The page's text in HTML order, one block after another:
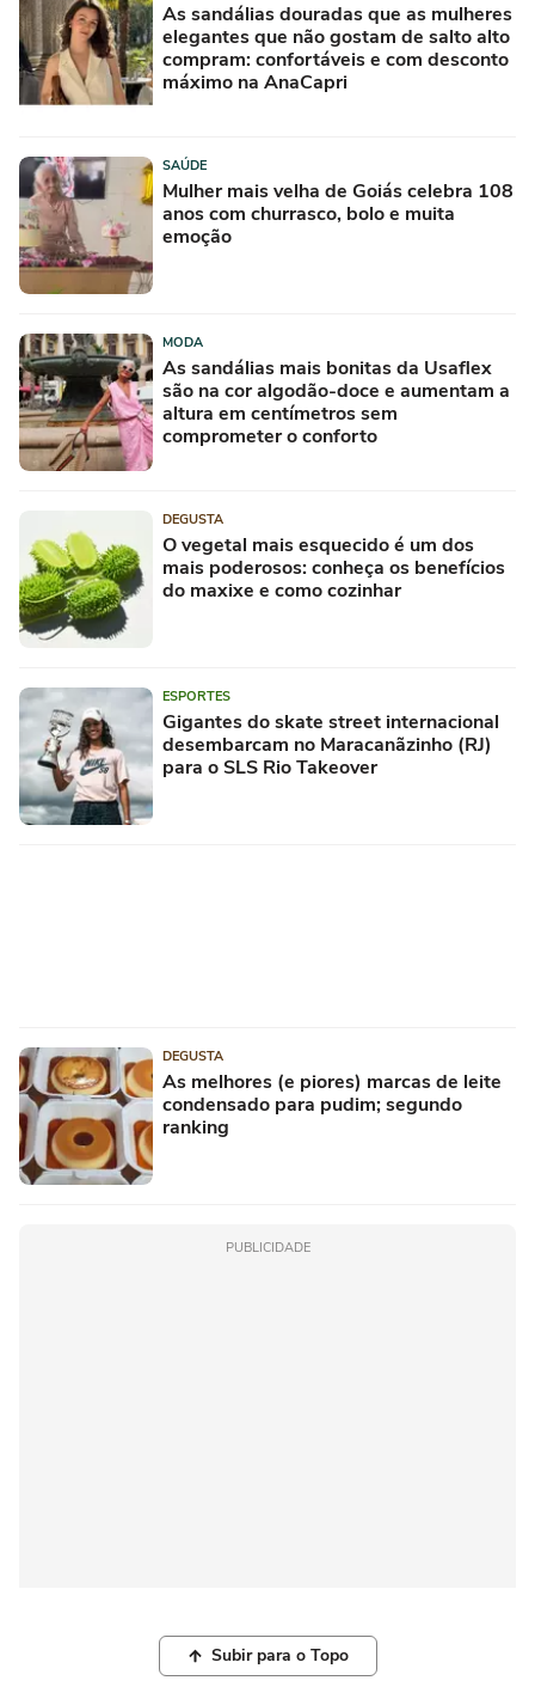
As sandálias douradas que as mulheres
elegantes que não gostam de salto alto
compram: confortáveis e com desconto
máximo na AnaCapri
SAÚDE
Mulher mais velha de Goiás celebra 108
anos com churrasco, bolo e muita
emoção
MODA
As sandálias mais bonitas da Usaflex
são na cor algodão-doce e aumentam a
altura em centímetros sem
comprometer o conforto
DEGUSTA
O vegetal mais esquecido é um dos
mais poderosos: conheça os benefícios
do maxixe e como cozinhar
ESPORTES
Gigantes do skate street internacional
desembarcam no Maracanãzinho (RJ)
para o SLS Rio Takeover
DEGUSTA
As melhores (e piores) marcas de leite
condensado para pudim; segundo
ranking
PUBLICIDADE
Subir para o Topo